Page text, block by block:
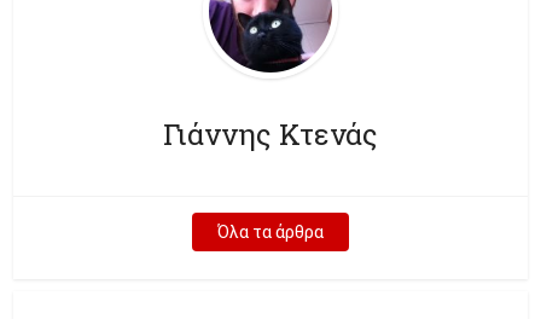
Γιάννης Κτενάς
Όλα τα άρθρα